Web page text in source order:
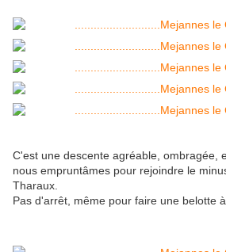
C'est une descente agréable, ombragée,
nous empruntâmes pour rejoindre le
Tharaux.
Pas d'arrêt, même pour faire une belotte